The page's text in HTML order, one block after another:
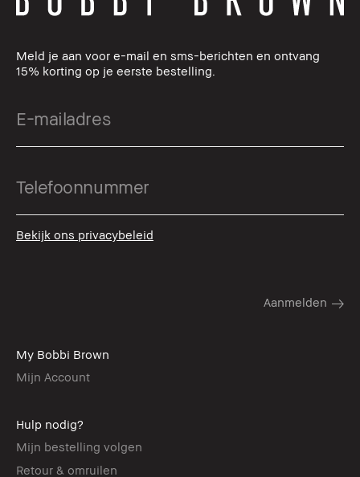
Meld je aan voor e-mail en sms-berichten en ontvang
15% korting op je eerste bestelling.
Bekijk ons privacybeleid
My Bobbi Brown
Mijn Account
Hulp nodig?
Mijn bestelling volgen
Retour & omruilen